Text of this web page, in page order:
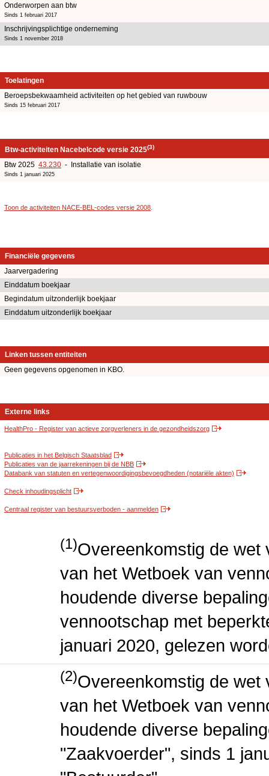
Onderworpen aan btw
Sinds 1 februari 2017
Inschrijvingsplichtige onderneming
Sinds 1 november 2018
Toelatingen
Beroepsbekwaamheid activiteiten op het gebied van ruwbouw
Sinds 15 februari 2017
Btw-activiteiten Nacebelcode versie 2025(3)
Btw 2025 43.230 - Installatie van isolatie
Sinds 1 januari 2025
Toon de activiteiten NACE-BEL-codes versie 2008
Financiële gegevens
Jaarvergadering
Einddatum boekjaar
Begindatum uitzonderlijk boekjaar
Einddatum uitzonderlijk boekjaar
Linken tussen entiteiten
Geen gegevens opgenomen in KBO.
Externe links
HealthPro - Register van actieve zorgverleners in de gezondheidszorg
Publicaties in het Belgisch Staatsblad
Publicaties van de jaarrekeningen bij de NBB
Databank van statuten en vertegenwoordigingsbevoegdheden (notariële akten)
Check inhoudingsplicht
Centraal register van bestuursverboden - aanmelden
(1)Overeenkomstig de wet
van het Wetboek van
houdende diverse
vennootschap met
januari 2020, gelezen
(2)Overeenkomstig de wet
van het Wetboek van
houdende diverse
"Zaakvoerder", sinds 1